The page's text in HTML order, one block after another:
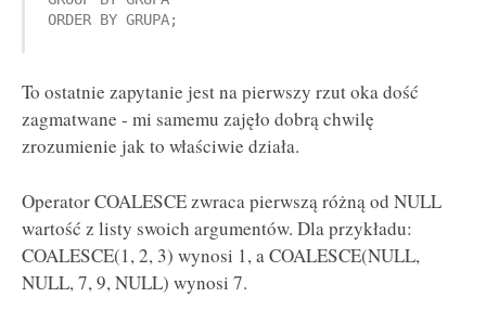
ORDER BY GRUPA;
To ostatnie zapytanie jest na pierwszy rzut oka dość
zagmatwane - mi samemu zajęło dobrą chwilę
zrozumienie jak to właściwie działa.
Operator COALESCE zwraca pierwszą różną od NULL
wartość z listy swoich argumentów. Dla przykładu:
COALESCE(1, 2, 3) wynosi 1, a COALESCE(NULL,
NULL, 7, 9, NULL) wynosi 7.